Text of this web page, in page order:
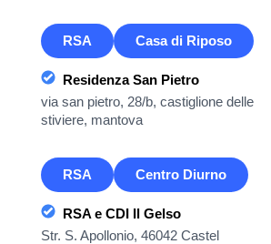
RSA Casa di Riposo
Residenza San Pietro
via san pietro, 28/b, castiglione delle
stiviere, mantova
RSA Centro Diurno
RSA e CDI Il Gelso
Str. S. Apollonio, 46042 Castel